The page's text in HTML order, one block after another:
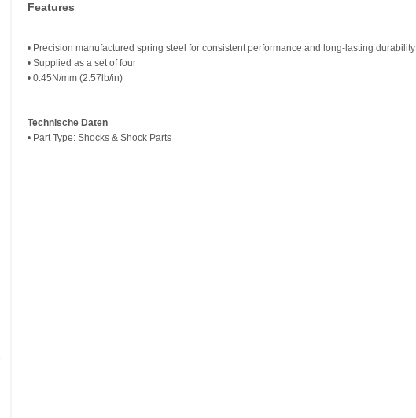
Features
• Precision manufactured spring steel for consistent performance and long-lasting durability
• Supplied as a set of four
• 0.45N/mm (2.57lb/in)
Technische Daten
• Part Type: Shocks & Shock Parts